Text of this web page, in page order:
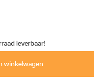
leverbaar!
winkelwagen